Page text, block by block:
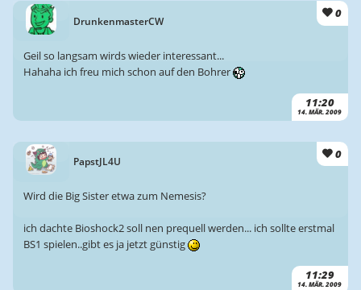
DrunkenmasterCW
0
11:20
14. MÄR. 2009
Geil so langsam wirds wieder interessant...
Hahaha ich freu mich schon auf den Bohrer
PapstJL4U
0
11:29
14. MÄR. 2009
Wird die Big Sister etwa zum Nemesis?
ich dachte Bioshock2 soll nen prequell werden... ich sollte erstmal
BS1 spielen..gibt es ja jetzt günstig